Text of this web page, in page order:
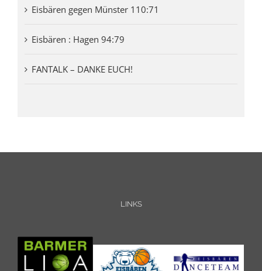
Eisbären gegen Münster 110:71
Eisbären : Hagen 94:79
FANTALK – DANKE EUCH!
LINKS